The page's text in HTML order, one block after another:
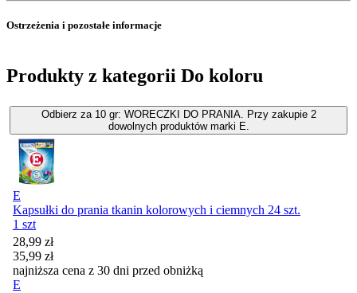
Ostrzeżenia i pozostałe informacje
Produkty z kategorii Do koloru
Odbierz za 10 gr: WORECZKI DO PRANIA. Przy zakupie 2
dowolnych produktów marki E.
E
Kapsułki do prania tkanin kolorowych i ciemnych 24 szt.
1 szt
Cena promocyjna
28,99 zł
35,99 zł
najniższa cena z 30 dni przed obniżką
E